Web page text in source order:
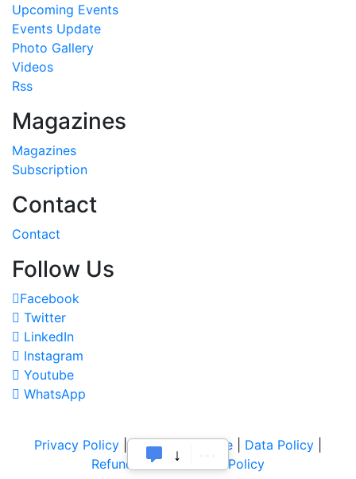
Upcoming Events
Events Update
Photo Gallery
Videos
Rss
Magazines
Magazines
Subscription
Contact
Contact
Follow Us
Facebook
Twitter
LinkedIn
Instagram
Youtube
WhatsApp
Privacy Policy |Terms of Service Data Policy
Refund & Cancellation Policy